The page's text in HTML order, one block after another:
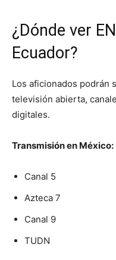
¿Dónde ver
Ecuador?
Los aficionados podrán
televisión abierta,
digitales.
Transmisión en México:
Canal 5
Azteca 7
Canal 9
TUDN